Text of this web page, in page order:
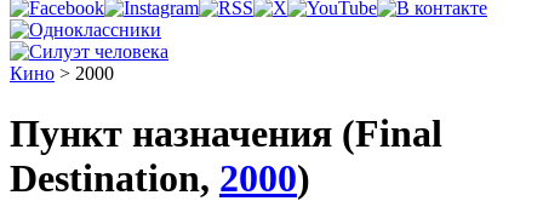
Кино > 2000
Пункт назначения (Final
Destination, 2000)